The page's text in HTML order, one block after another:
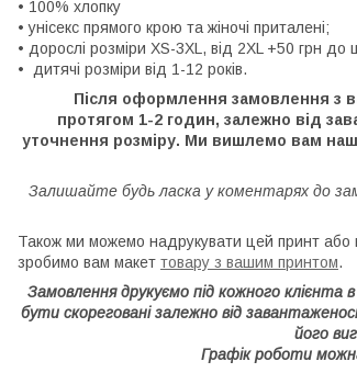
• 100% хлопку
• унісекс прямого крою та жіночі приталені;
• дорослі розміри XS-3XL, від 2XL +50 грн до
• дитячі розміри від 1-12 років.
Після оформлення замовлення з
протягом 1-2 годин, залежно від
уточнення розміру. Ми вишлемо вам
Залишайте будь ласка у коментарях до
Також ми можемо надрукувати цей принт або
зробимо вам макет товару з вашим принтом.
Замовлення друкуємо під кожного клієнта
бути скореговані залежно від
його
Графік роботи